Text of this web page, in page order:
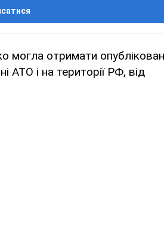
могла отримати
АТО і на території РФ, від